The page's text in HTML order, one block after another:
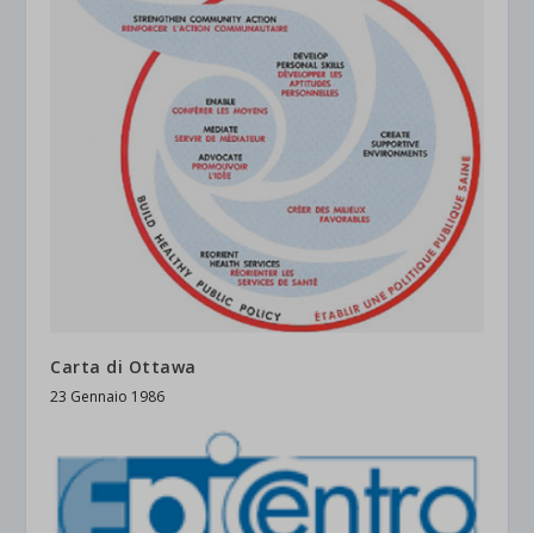
Carta di Ottawa
23 Gennaio 1986